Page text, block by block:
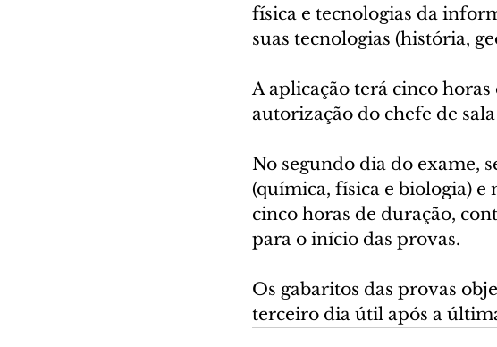
física e tecnologias da
suas tecnologias (história,
A aplicação terá cinco
autorização do chefe de
No segundo dia do exame,
(química, física e biologia) e
cinco horas de duração,
para o início das provas.
Os gabaritos das provas
terceiro dia útil após a